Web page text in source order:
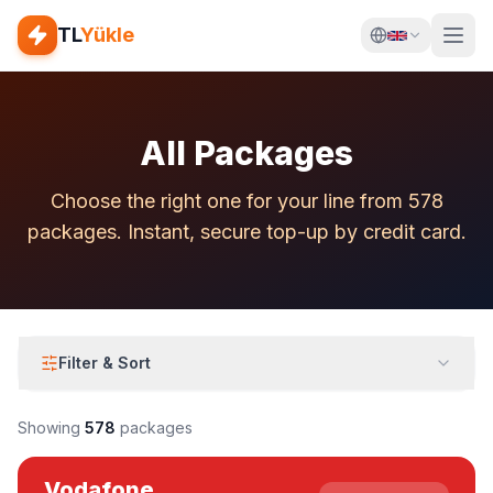
TLYükle
All Packages
Choose the right one for your line from 578
packages. Instant, secure top-up by credit card.
Filter & Sort
Showing 578 packages